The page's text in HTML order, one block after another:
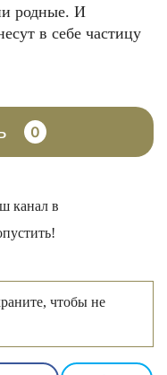
родные. И
в себе частицу
0
канал в
чтобы не